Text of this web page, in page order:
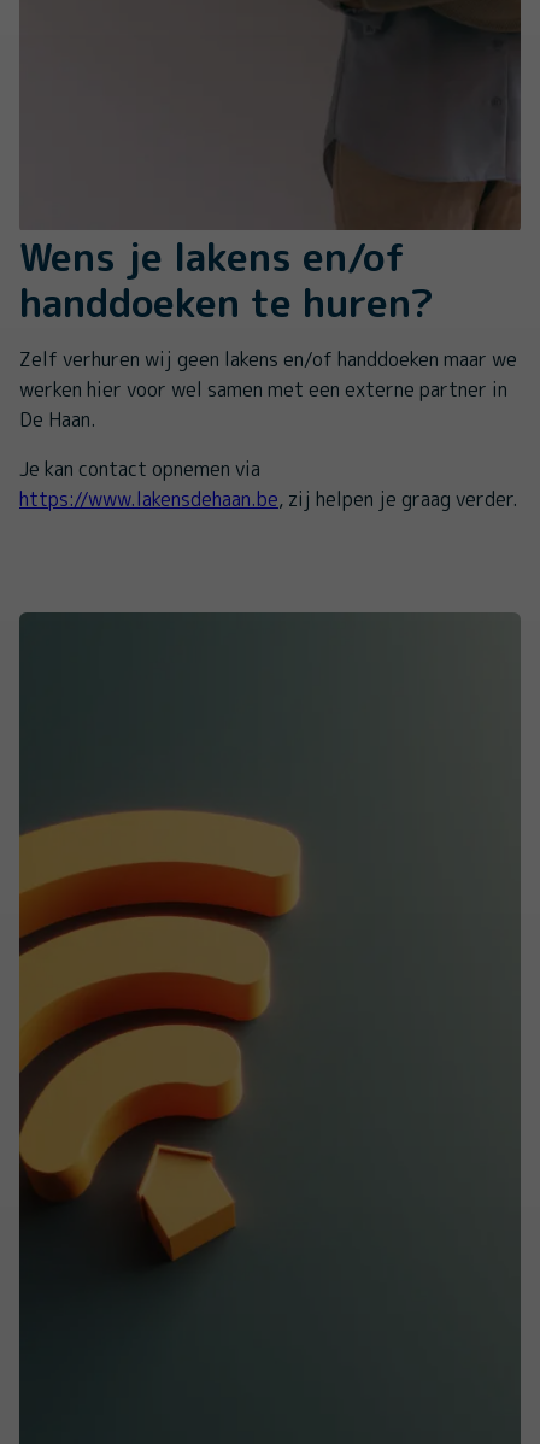
Wens je lakens en/of
handdoeken te huren?
Zelf verhuren wij geen lakens en/of handdoeken maar we
werken hier voor wel samen met een externe partner in
De Haan.
Je kan contact opnemen via
https://www.lakensdehaan.be, zij helpen je graag verder.